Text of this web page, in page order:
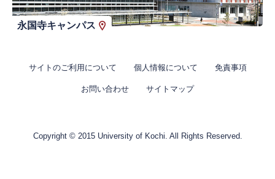
永国寺キャンパス
サイトのご利用について 個人情報について 免責事項
お問い合わせ サイトマップ
Copyright © 2015 University of Kochi. All Rights Reserved.